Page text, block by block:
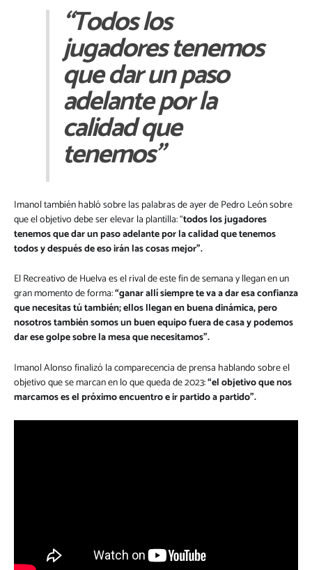
“Todos los
jugadores tenemos
que dar un paso
adelante por la
calidad que
tenemos”
Imanol también habló sobre las palabras de ayer de Pedro León sobre
que el objetivo debe ser elevar la plantilla: “todos los jugadores
tenemos que dar un paso adelante por la calidad que tenemos
todos y después de eso irán las cosas mejor”.
El Recreativo de Huelva es el rival de este fin de semana y llegan en un
gran momento de forma:“ganar allí siempre te va a dar esa confianza
que necesitas tú también; ellos llegan en buena dinámica, pero
nosotros también somos un buen equipo fuera de casa y podemos
dar ese golpe sobre la mesa que necesitamos”.
Imanol Alonso finalizó la comparecencia de prensa hablando sobre el
objetivo que se marcan en lo que queda de 2023:“el objetivo que nos
marcamos es el próximo encuentro e ir partido a partido”.